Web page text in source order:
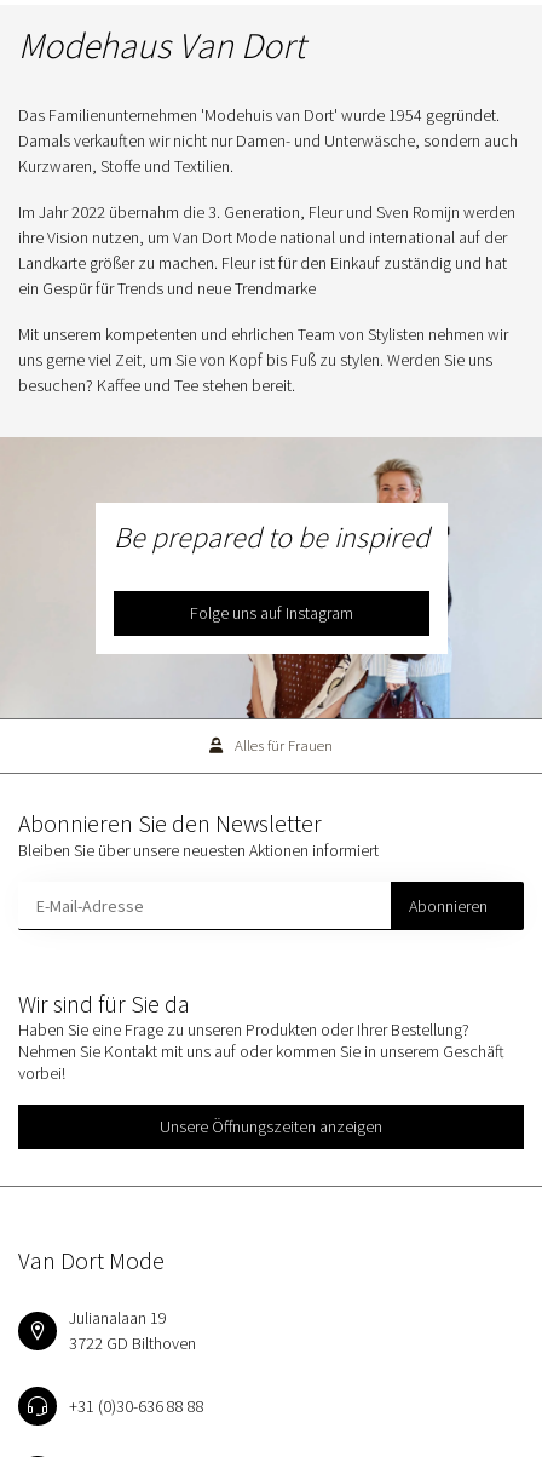
Modehaus Van Dort
Das Familienunternehmen 'Modehuis van Dort' wurde 1954 gegründet.
Damals verkauften wir nicht nur Damen- und Unterwäsche, sondern auch
Kurzwaren, Stoffe und Textilien.
Im Jahr 2022 übernahm die 3. Generation, Fleur und Sven Romijn werden
ihre Vision nutzen, um Van Dort Mode national und international auf der
Landkarte größer zu machen. Fleur ist für den Einkauf zuständig und hat
ein Gespür für Trends und neue Trendmarke
Mit unserem kompetenten und ehrlichen Team von Stylisten nehmen wir
uns gerne viel Zeit, um Sie von Kopf bis Fuß zu stylen. Werden Sie uns
besuchen? Kaffee und Tee stehen bereit.
Be prepared to be inspired
Folge uns auf Instagram
Alles für Frauen
Wir sind für Sie da
Haben Sie eine Frage zu unseren Produkten oder Ihrer Bestellung?
Nehmen Sie Kontakt mit uns auf oder kommen Sie in unserem Geschäft
vorbei!
Unsere Öffnungszeiten anzeigen
Abonnieren Sie den Newsletter
Bleiben Sie über unsere neuesten Aktionen informiert
Abonnieren
Van Dort Mode
Julianalaan 19
3722 GD Bilthoven
+31 (0)30-636 88 88